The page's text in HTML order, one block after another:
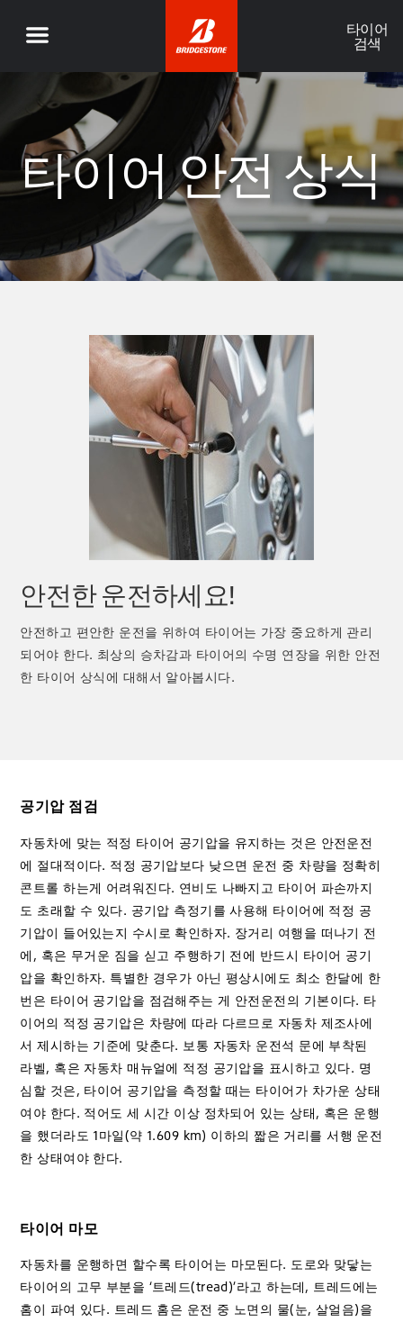
타이어
검색
타이어 안전 상식
안전한 운전하세요!
안전하고 편안한 운전을 위하여 타이어는 가장 중요하게 관리
되어야 한다. 최상의 승차감과 타이어의 수명 연장을 위한 안전
한 타이어 상식에 대해서 알아봅시다.
공기압 점검
자동차에 맞는 적정 타이어 공기압을 유지하는 것은 안전운전
에 절대적이다. 적정 공기압보다 낮으면 운전 중 차량을 정확히
콘트롤 하는게 어려워진다. 연비도 나빠지고 타이어 파손까지
도 초래할 수 있다. 공기압 측정기를 사용해 타이어에 적정 공
기압이 들어있는지 수시로 확인하자. 장거리 여행을 떠나기 전
에, 혹은 무거운 짐을 싣고 주행하기 전에 반드시 타이어 공기
압을 확인하자. 특별한 경우가 아닌 평상시에도 최소 한달에 한
번은 타이어 공기압을 점검해주는 게 안전운전의 기본이다. 타
이어의 적정 공기압은 차량에 따라 다르므로 자동차 제조사에
서 제시하는 기준에 맞춘다. 보통 자동차 운전석 문에 부착된
라벨, 혹은 자동차 매뉴얼에 적정 공기압을 표시하고 있다. 명
심할 것은, 타이어 공기압을 측정할 때는 타이어가 차가운 상태
여야 한다. 적어도 세 시간 이상 정차되어 있는 상태, 혹은 운행
을 했더라도 1마일(약 1.609 km) 이하의 짧은 거리를 서행 운전
한 상태여야 한다.
타이어 마모
자동차를 운행하면 할수록 타이어는 마모된다. 도로와 맞닿는
타이어의 고무 부분을 ‘트레드(tread)’라고 하는데, 트레드에는
홈이 파여 있다. 트레드 홈은 운전 중 노면의 물(눈, 살얼음)을